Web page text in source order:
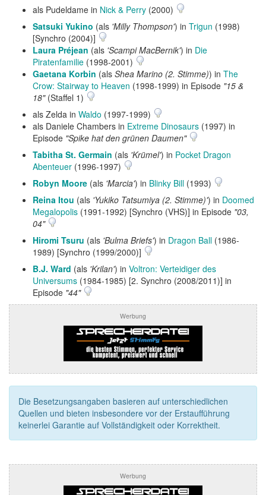
als Pudeldame in Nick & Perry (2000)
Satsuki Yukino (als 'Milly Thompson') in Trigun (1998)
[Synchro (2004)]
Laura Préjean (als 'Scampi MacBernik') in Die
Piratenfamilie (1998-2001)
Gaetana Korbin (als Shea Marino (2. Stimme)) in The
Crow: Stairway to Heaven (1998-1999) in Episode "15 &
18"(Staffel 1)
als Zelda in Waldo (1997-1999)
als Daniele Chambers in Extreme Dinosaurs (1997) in
Episode "Spike hat den grünen Daumen"
Tabitha St. Germain (als 'Krümel') in Pocket Dragon
Abenteuer (1996-1997)
Robyn Moore (als 'Marcia') in Blinky Bill (1993)
Reina Itou (als 'Yukiko Tatsumiya (2. Stimme)') in Doomed
Megalopolis (1991-1992) [Synchro (VHS)] in Episode "03,
04"
Hiromi Tsuru (als 'Bulma Briefs') in Dragon Ball (1986-
1989) [Synchro (1999/2000)]
B.J. Ward (als 'Krilan') in Voltron: Verteidiger des
Universums (1984-1985) [2. Synchro (2008/2011)] in
Episode "44"
Werbung
Die Besetzungsangaben basieren auf unterschiedlichen
Quellen und bieten insbesondere vor der Erstaufführung
keinerlei Garantie auf Vollständigkeit oder Korrektheit.
Werbung